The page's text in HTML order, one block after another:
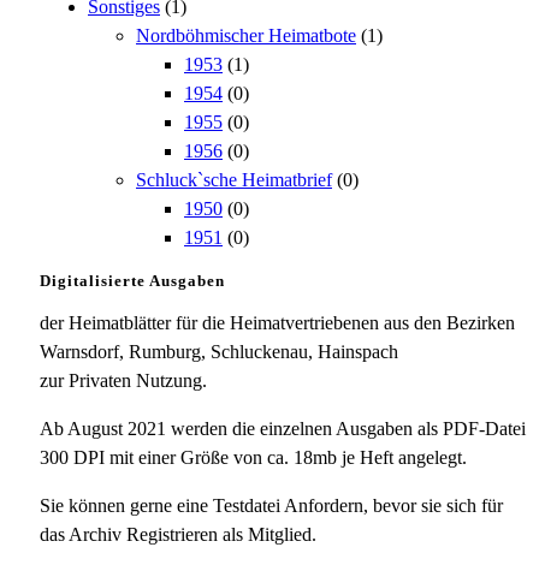
Sonstiges (1)
Nordböhmischer Heimatbote (1)
1953 (1)
1954 (0)
1955 (0)
1956 (0)
Schluck`sche Heimatbrief (0)
1950 (0)
1951 (0)
Digitalisierte Ausgaben
der Heimatblätter für die Heimatvertriebenen aus den Bezirken
Warnsdorf, Rumburg, Schluckenau, Hainspach
zur Privaten Nutzung.
Ab August 2021 werden die einzelnen Ausgaben als PDF-Datei
300 DPI mit einer Größe von ca. 18mb je Heft angelegt.
Sie können gerne eine Testdatei Anfordern, bevor sie sich für
das Archiv Registrieren als Mitglied.